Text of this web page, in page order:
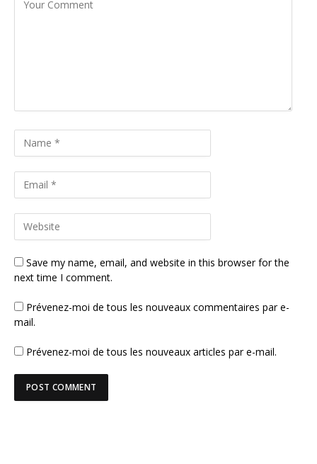
Save my name, email, and website in this browser for the
next time I comment.
Prévenez-moi de tous les nouveaux commentaires par e-
mail.
Prévenez-moi de tous les nouveaux articles par e-mail.